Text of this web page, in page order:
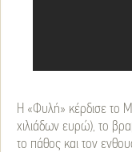
Η «Φυλή» κέρδισε το
χιλιάδων ευρώ), το
το πάθος και τον